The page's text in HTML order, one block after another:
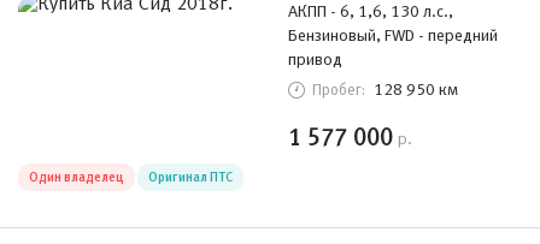
АКПП - 6, 1,6, 130 л.с.,
Бензиновый, FWD - передний
привод
Пробег: 128 950 км
1 577 000 р.
Один владелец Оригинал ПТС